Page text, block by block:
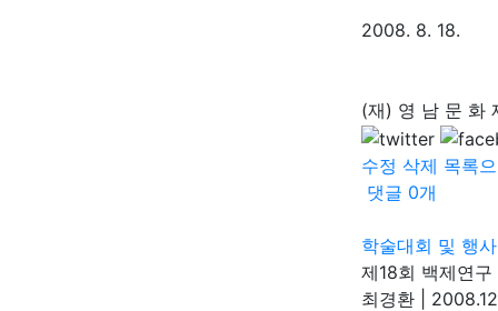
2008. 8. 18.
(재) 영 남 문 화
수정 삭제 목록
댓글 0개
학술대회 및 행사
제18회 백제연
최경환